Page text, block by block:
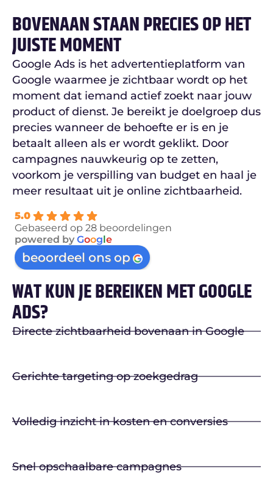
BOVENAAN STAAN PRECIES OP HET
JUISTE MOMENT
Google Ads is het advertentieplatform van
Google waarmee je zichtbaar wordt op het
moment dat iemand actief zoekt naar jouw
product of dienst. Je bereikt je doelgroep dus
precies wanneer de behoefte er is en je
betaalt alleen als er wordt geklikt. Door
campagnes nauwkeurig op te zetten,
voorkom je verspilling van budget en haal je
meer resultaat uit je online zichtbaarheid.
5.0
Gebaseerd op 28 beoordelingen
powered by Google
beoordeel ons op
Directe zichtbaarheid bovenaan in Google
Gerichte targeting op zoekgedrag
Volledig inzicht in kosten en conversies
Snel opschaalbare campagnes
WAT KUN JE BEREIKEN MET GOOGLE
ADS?